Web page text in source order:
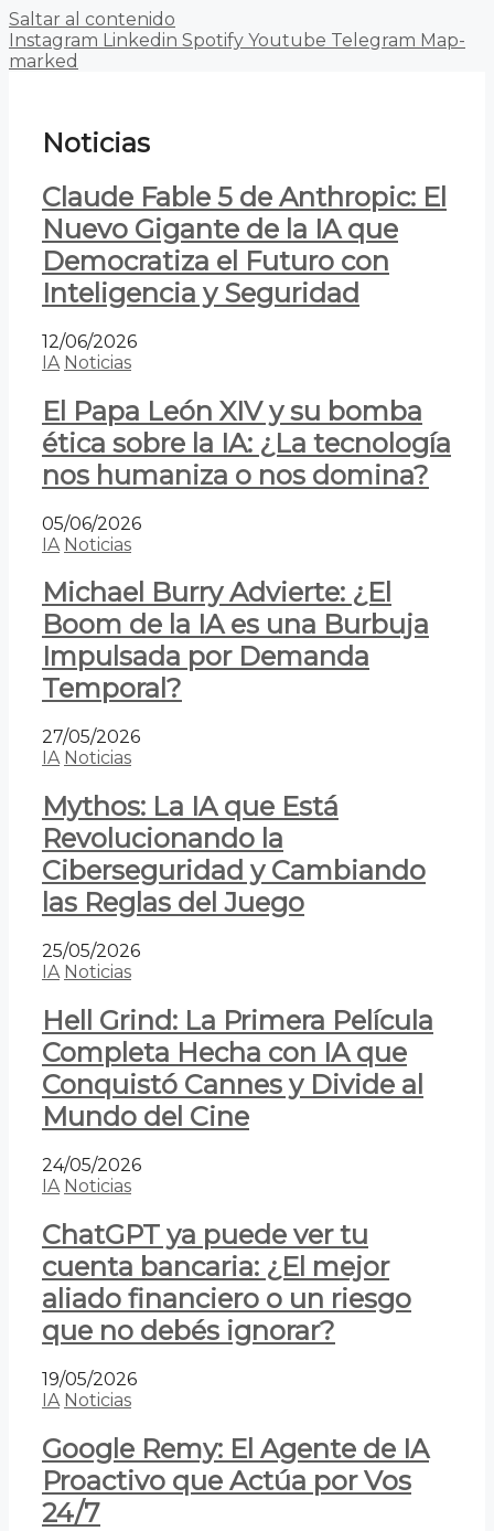
Saltar al contenido
Instagram Linkedin Spotify Youtube Telegram Map-
marked
Noticias
Claude Fable 5 de Anthropic: El
Nuevo Gigante de la IA que
Democratiza el Futuro con
Inteligencia y Seguridad
12/06/2026
IA Noticias
El Papa León XIV y su bomba
ética sobre la IA: ¿La tecnología
nos humaniza o nos domina?
05/06/2026
IA Noticias
Michael Burry Advierte: ¿El
Boom de la IA es una Burbuja
Impulsada por Demanda
Temporal?
27/05/2026
IA Noticias
Mythos: La IA que Está
Revolucionando la
Ciberseguridad y Cambiando
las Reglas del Juego
25/05/2026
IA Noticias
Hell Grind: La Primera Película
Completa Hecha con IA que
Conquistó Cannes y Divide al
Mundo del Cine
24/05/2026
IA Noticias
ChatGPT ya puede ver tu
cuenta bancaria: ¿El mejor
aliado financiero o un riesgo
que no debés ignorar?
19/05/2026
IA Noticias
Google Remy: El Agente de IA
Proactivo que Actúa por Vos
24/7